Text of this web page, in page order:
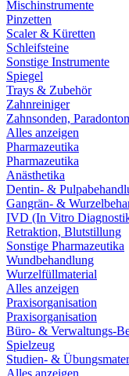
Mischinstrumente
Pinzetten
Scaler & Küretten
Schleifsteine
Sonstige Instrumente
Spiegel
Trays & Zubehör
Zahnreiniger
Zahnsonden,
Alles anzeigen
Pharmazeutika
Pharmazeutika
Anästhetika
Dentin- &
Gangrän- &
IVD (In Vitro
Retraktion, Blutstillung
Sonstige Pharmazeutika
Wundbehandlung
Wurzelfüllmaterial
Alles anzeigen
Praxisorganisation
Praxisorganisation
Büro- & Verwaltungs-
Spielzeug
Studien- &
Alles anzeigen